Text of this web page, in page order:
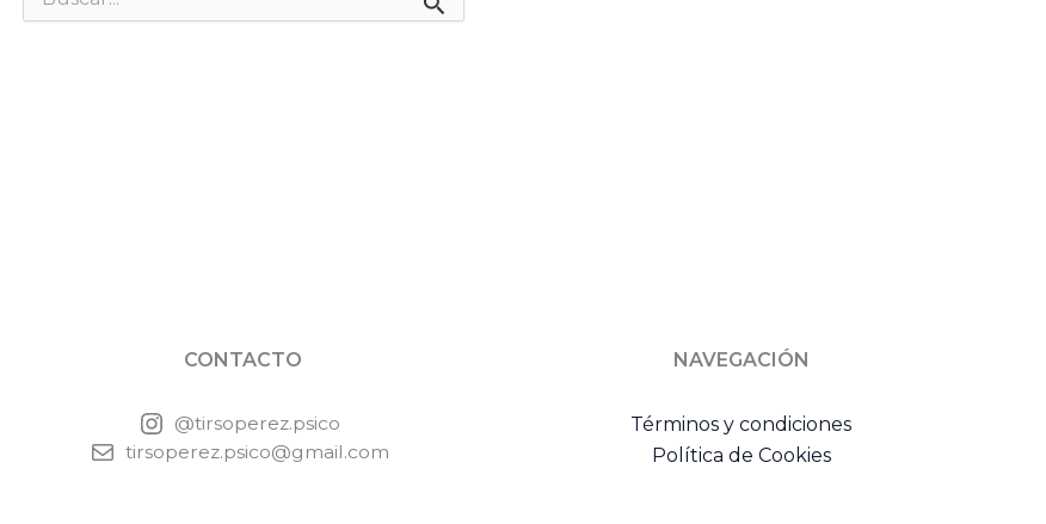
por:
CONTACTO
@tirsoperez.psico
tirsoperez.psico@gmail.com
NAVEGACIÓN
Términos y condiciones
Política de Cookies